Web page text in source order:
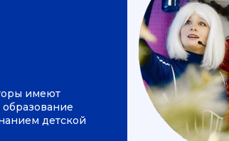
имеют
детской